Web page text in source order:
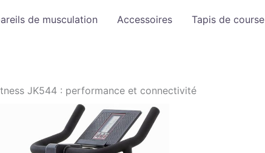
de musculation Accessoires Tapis de course
JK544 : performance et connectivité